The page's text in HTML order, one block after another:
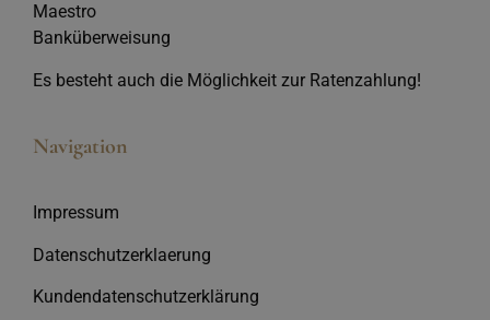
Maestro
Banküberweisung
Es besteht auch die Möglichkeit zur Ratenzahlung!
Navigation
Impressum
Datenschutzerklaerung
Kundendatenschutzerklärung